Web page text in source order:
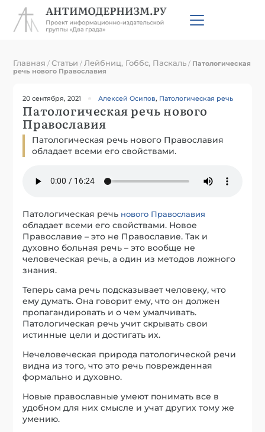
Главная /Статьи / Лейбниц, Гоббс, Паскаль / Патологическая
речь нового Православия
20 сентября, 2021 Алексей Осипов, Патологическая речь
Патологическая речь нового
Православия
Патологическая речь нового Православия
обладает всеми его свойствами.
Патологическая речь нового Православия
обладает всеми его свойствами. Новое
Православие – это не Православие. Так и
духовно больная речь – это вообще не
человеческая речь, а один из методов ложного
знания.
Теперь сама речь подсказывает человеку, что
ему думать. Она говорит ему, что он должен
пропагандировать и о чем умалчивать.
Патологическая речь учит скрывать свои
истинные цели и достигать их.
Нечеловеческая природа патологической речи
видна из того, что это речь поврежденная
формально и духовно.
Новые православные умеют понимать все в
удобном для них смысле и учат других тому же
умению.